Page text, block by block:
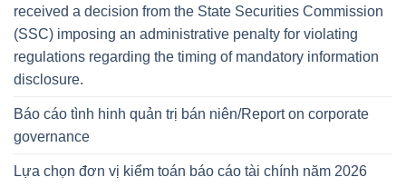
received a decision from the State Securities Commission
(SSC) imposing an administrative penalty for violating
regulations regarding the timing of mandatory information
disclosure.
Báo cáo tình hinh quản trị bán niên/Report on corporate
governance
Lựa chọn đơn vị kiểm toán báo cáo tài chính năm 2026